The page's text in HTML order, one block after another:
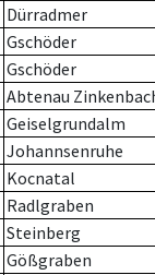
Dürradmer
Gschöder
Gschöder
Abtenau
Geiselgrundalm
Johannsenruhe
Kocnatal
Radlgraben
Steinberg
Gößgraben